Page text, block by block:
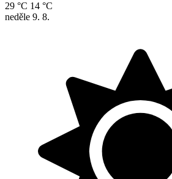
29 °C 14 °C
neděle 9. 8.